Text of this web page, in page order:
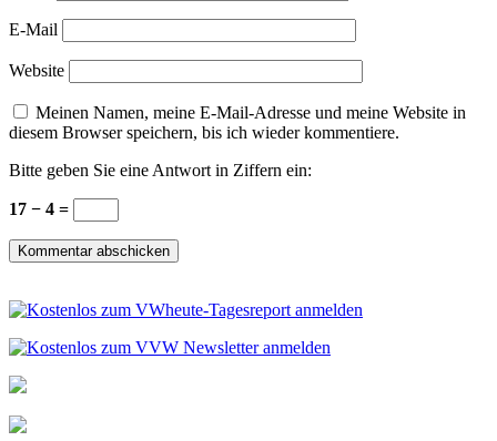
E-Mail
Website
Meinen Namen, meine E-Mail-Adresse und meine Website in
diesem Browser speichern, bis ich wieder kommentiere.
Bitte geben Sie eine Antwort in Ziffern ein:
17 − 4 =